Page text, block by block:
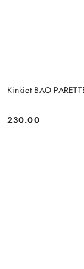
Kinkiet BAO
Cena:
230.00